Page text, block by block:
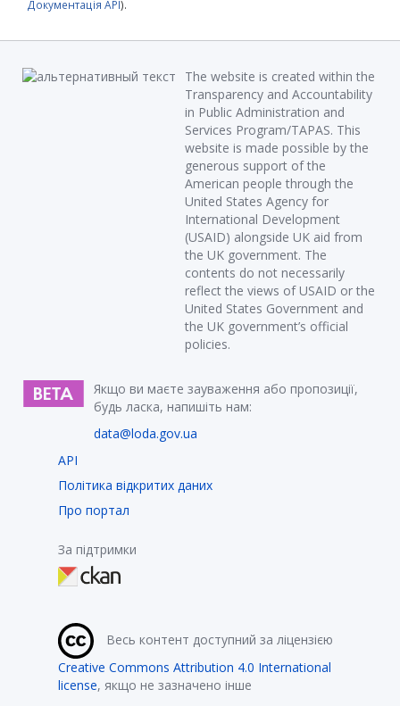
Документація API).
The website is created within the
Transparency and Accountability
in Public Administration and
Services Program/TAPAS. This
website is made possible by the
generous support of the
American people through the
United States Agency for
International Development
(USAID) alongside UK aid from
the UK government. The
contents do not necessarily
reflect the views of USAID or the
United States Government and
the UK government’s official
policies.
Якщо ви маєте зауваження або пропозиції,
будь ласка, напишіть нам:
data@loda.gov.ua
API
Політика відкритих даних
Про портал
За підтримки
Весь контент доступний за ліцензією
Creative Commons Attribution 4.0 International
license, якщо не зазначено інше